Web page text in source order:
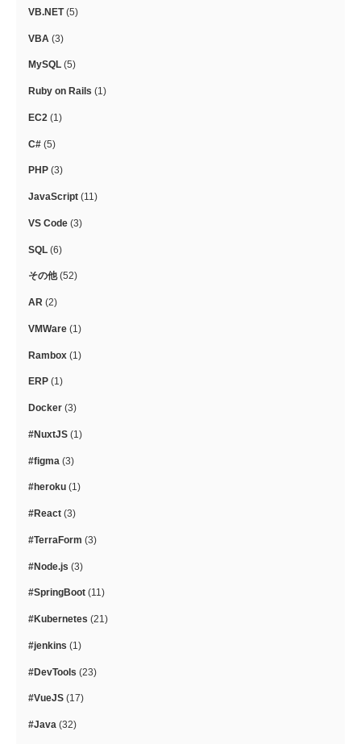
VB.NET(5)
VBA (3)
MySQL (5)
Ruby on Rails (1)
EC2 (1)
C# (5)
PHP (3)
JavaScript (11)
VS Code (3)
SQL (6)
その他(52)
AR (2)
VMWare (1)
Rambox (1)
ERP (1)
Docker (3)
#NuxtJS (1)
#figma (3)
#heroku (1)
#React (3)
#TerraForm (3)
#Node.js (3)
#SpringBoot (11)
#Kubernetes (21)
#jenkins (1)
#DevTools (23)
#VueJS (17)
#Java (32)